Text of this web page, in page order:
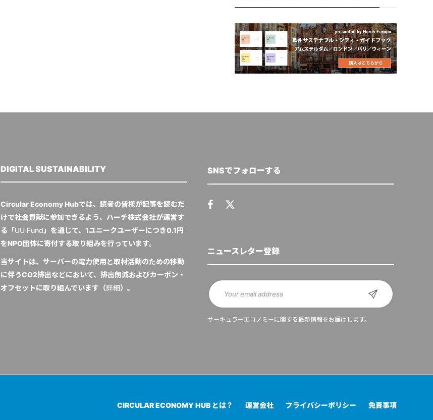
DIGITAL SUSTAINABILITY
Circular Economy Hubでは、読者の皆様が記事を読むだ
けで社会貢献に参加できるよう、ハーチ株式会社が運営す
る「UU Fund」を通じて、1ユニークユーザーにつき0.1円
をNPO団体に寄付する取り組みを行っています。
当サイトは、サーバーの電力使用と取材活動のための移動
に伴うCO2排出などにおいて、排出削減およびカーボン・
オフセットに取り組んでいます（詳細）。
SNSでフォローする
ニュースレター登録
サーキュラーエコノミーに関する最新情報をお届けします。
CIRCULAR ECONOMY HUB とは？ 運営会社 プライバシーポリシー 免責事項